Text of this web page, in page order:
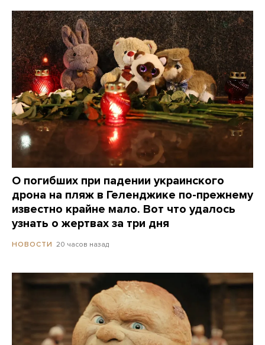
О погибших при падении украинского
дрона на пляж в Геленджике по-прежнему
известно крайне мало. Вот что удалось
узнать о жертвах за три дня
НОВОСТИ 20 часов назад